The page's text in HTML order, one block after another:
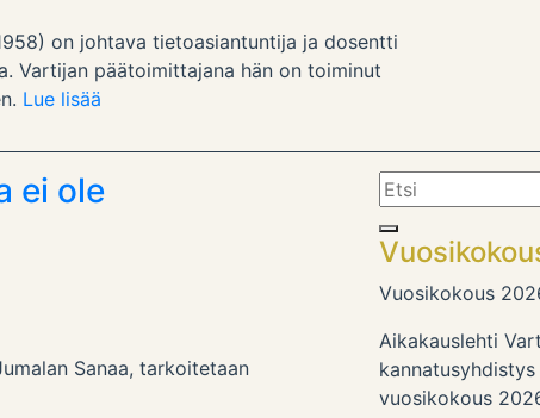
on johtava tietoasiantuntija ja dosentti
Vartijan päätoimittajana hän on toiminut
Lue lisää
ei ole
Sanaa, tarkoitetaan
Search
for:
Vuosikokous
Aikakauslehti
kannatusyhdistys
vuosikokous